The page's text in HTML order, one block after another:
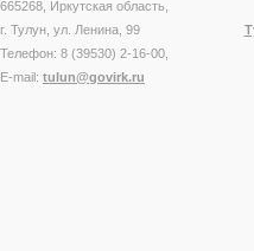
665268, Иркутская область,
г. Тулун, ул. Ленина, 99
Телефон: 8 (39530) 2-16-00,
E-mail: tulun@govirk.ru